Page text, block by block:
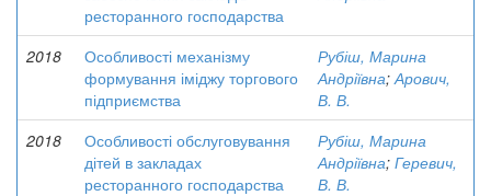
ресторанного господарства
2018
Особливості механізму
формування іміджу торгового
підприємства
Рубіш, Марина
Андріївна;Арович,
В. В.
2018
Особливості обслуговування
дітей в закладах
ресторанного господарства
Рубіш, Марина
Андріївна; Геревич,
В. В.